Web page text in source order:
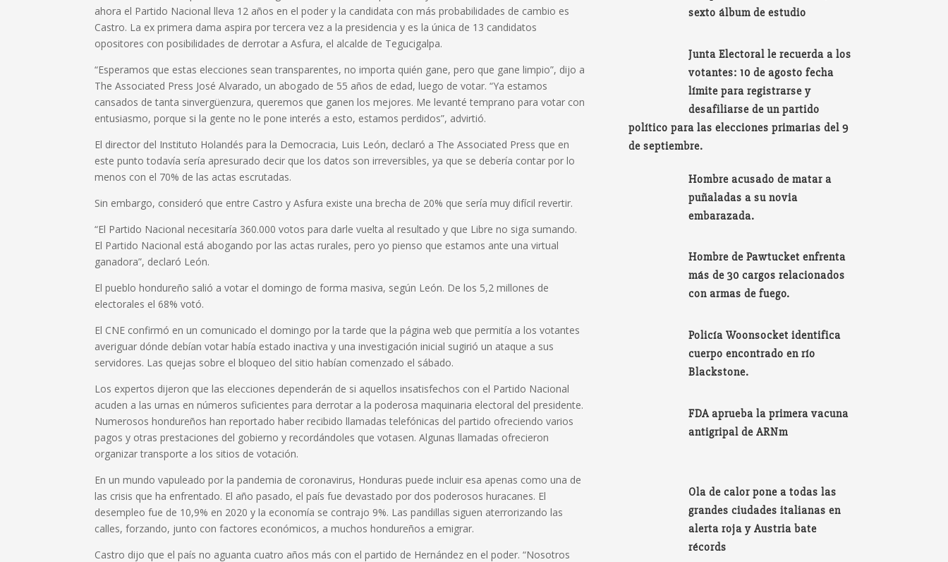
ahora el Partido Nacional lleva 12 años en el poder y la candidata con más probabilidades de cambio es
Castro. La ex primera dama aspira por tercera vez a la presidencia y es la única de 13 candidatos
opositores con posibilidades de derrotar a Asfura, el alcalde de Tegucigalpa.
“Esperamos que estas elecciones sean transparentes, no importa quién gane, pero que gane limpio”, dijo a
The Associated Press José Alvarado, un abogado de 55 años de edad, luego de votar. “Ya estamos
cansados de tanta sinvergüenzura, queremos que ganen los mejores. Me levanté temprano para votar con
entusiasmo, porque si la gente no le pone interés a esto, estamos perdidos”, advirtió.
El director del Instituto Holandés para la Democracia, Luis León, declaró a The Associated Press que en
este punto todavía sería apresurado decir que los datos son irreversibles, ya que se debería contar por lo
menos con el 70% de las actas escrutadas.
Sin embargo, consideró que entre Castro y Asfura existe una brecha de 20% que sería muy difícil revertir.
“El Partido Nacional necesitaría 360.000 votos para darle vuelta al resultado y que Libre no siga sumando.
El Partido Nacional está abogando por las actas rurales, pero yo pienso que estamos ante una virtual
ganadora”, declaró León.
El pueblo hondureño salió a votar el domingo de forma masiva, según León. De los 5,2 millones de
electorales el 68% votó.
El CNE confirmó en un comunicado el domingo por la tarde que la página web que permitía a los votantes
averiguar dónde debían votar había estado inactiva y una investigación inicial sugirió un ataque a sus
servidores. Las quejas sobre el bloqueo del sitio habían comenzado el sábado.
Los expertos dijeron que las elecciones dependerán de si aquellos insatisfechos con el Partido Nacional
acuden a las urnas en números suficientes para derrotar a la poderosa maquinaria electoral del presidente.
Numerosos hondureños han reportado haber recibido llamadas telefónicas del partido ofreciendo varios
pagos y otras prestaciones del gobierno y recordándoles que votasen. Algunas llamadas ofrecieron
organizar transporte a los sitios de votación.
En un mundo vapuleado por la pandemia de coronavirus, Honduras puede incluir esa apenas como una de
las crisis que ha enfrentado. El año pasado, el país fue devastado por dos poderosos huracanes. El
desempleo fue de 10,9% en 2020 y la economía se contrajo 9%. Las pandillas siguen aterrorizando las
calles, forzando, junto con factores económicos, a muchos hondureños a emigrar.
Castro dijo que el país no aguanta cuatro años más con el partido de Hernández en el poder. “Nosotros
sexto álbum de estudio
Junta Electoral le recuerda a los
votantes: 10 de agosto fecha
límite para registrarse y
desafiliarse de un partido
político para las elecciones primarias del 9
de septiembre.
Hombre acusado de matar a
puñaladas a su novia
embarazada.
Hombre de Pawtucket enfrenta
más de 30 cargos relacionados
con armas de fuego.
Policía Woonsocket identifica
cuerpo encontrado en río
Blackstone.
FDA aprueba la primera vacuna
antigripal de ARNm
Ola de calor pone a todas las
grandes ciudades italianas en
alerta roja y Austria bate
récords